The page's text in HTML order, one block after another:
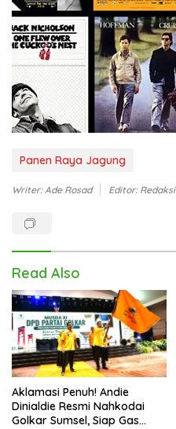
Panen Raya Jagung
Writer: Ade Rosad Editor: Redaksi
Read Also
Aklamasi Penuh! Andie
Dinialdie Resmi Nahkodai
Golkar Sumsel, Siap Gas